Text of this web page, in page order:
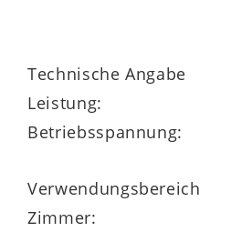
Technische Angabe
Leistung:
Betriebsspannung:
Verwendungsbereich
Zimmer: